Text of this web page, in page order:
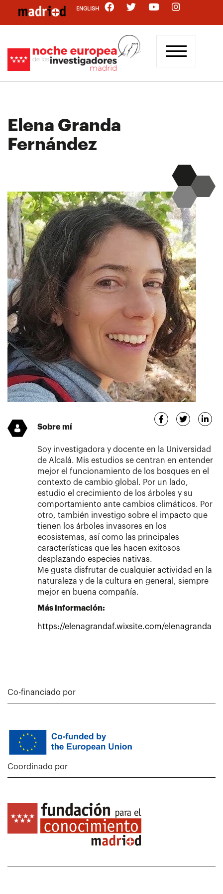
contenido
ENGLISH
Elena Granda
Fernández
Sobre mí
Soy investigadora y docente en la Universidad
de Alcalá. Mis estudios se centran en entender
mejor el funcionamiento de los bosques en el
contexto de cambio global. Por un lado,
estudio el crecimiento de los árboles y su
comportamiento ante cambios climáticos. Por
otro, también investigo sobre el impacto que
tienen los árboles invasores en los
ecosistemas, así como las principales
características que les hacen exitosos
desplazando especies nativas.
Me gusta disfrutar de cualquier actividad en la
naturaleza y de la cultura en general, siempre
mejor en buena compañía.
Más información:
https://elenagrandaf.wixsite.com/elenagranda
Co-financiado por
Coordinado por